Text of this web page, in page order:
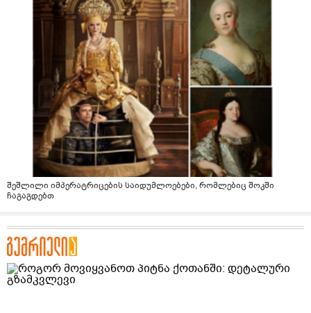
შეშლილი იმპერატრიცების საიდუმლოებები, რომლებიც შოკში
ჩაგაგდებთ